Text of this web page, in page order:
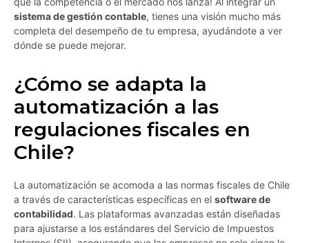
sistema de gestión contable, tienes una visión mucho más
completa del desempeño de tu empresa, ayudándote a ver
dónde se puede mejorar.
¿Cómo se adapta la
automatización a las
regulaciones fiscales en
Chile?
La automatización se acomoda a las normas fiscales de Chile
a través de características específicas en el software de
contabilidad. Las plataformas avanzadas están diseñadas
para ajustarse a los estándares del Servicio de Impuestos